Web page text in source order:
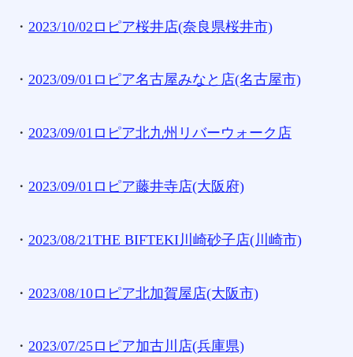
・ 2023/10/02ロピア桜井店(奈良県桜井市)
・ 2023/09/01ロピア名古屋みなと店(名古屋市)
・ 2023/09/01ロピア北九州リバーウォーク店
・ 2023/09/01ロピア藤井寺店(大阪府)
・ 2023/08/21THE BIFTEKI川崎砂子店(川崎市)
・ 2023/08/10ロピア北加賀屋店(大阪市)
・ 2023/07/25ロピア加古川店(兵庫県)